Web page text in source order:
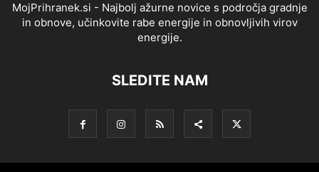
MojPrihranek.si - Najbolj ažurne novice s področja gradnje
in obnove, učinkovite rabe energije in obnovljivih virov
energije.
SLEDITE NAM